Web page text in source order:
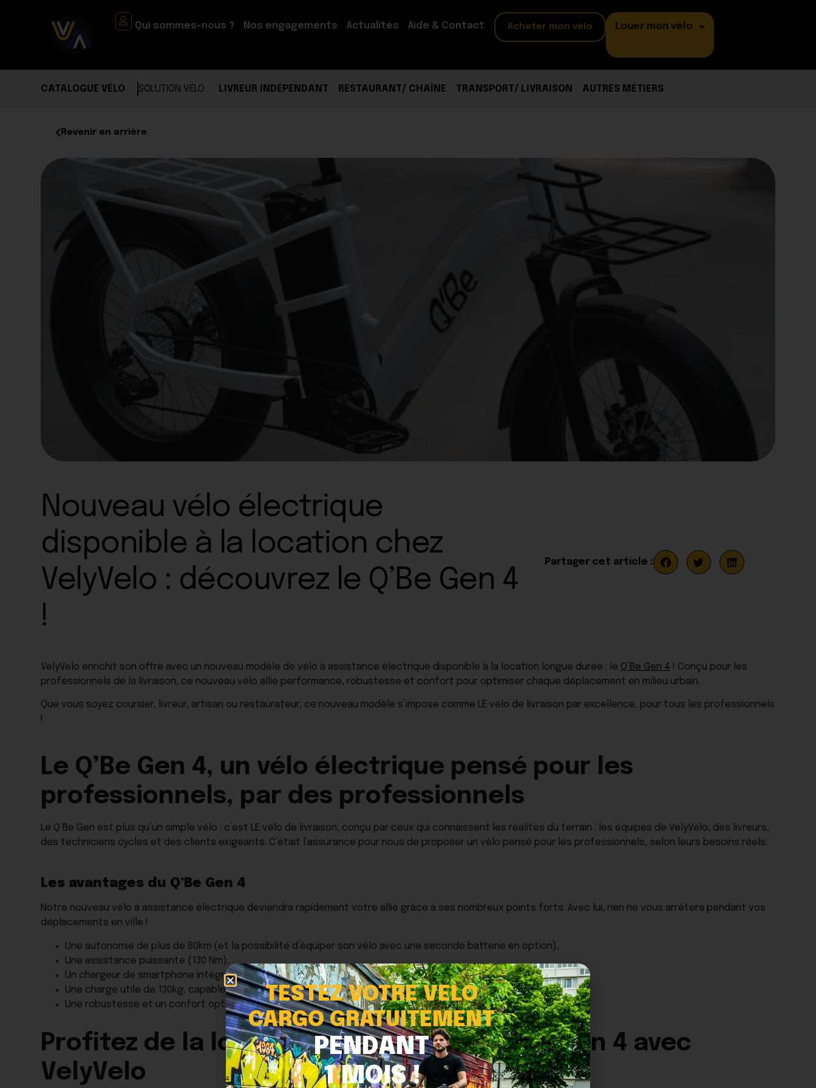
Qui sommes-nous ? Nos engagements Actualités Aide & Contact Acheter mon vélo Louer mon vélo
CATALOGUE VÉLO SOLUTION VÉLO : LIVREUR INDÉPENDANT RESTAURANT/ CHAÎNE TRANSPORT/ LIVRAISON AUTRES MÉTIERS
Revenir en arrière
Partager cet article :
Nouveau vélo électrique
disponible à la location chez
VelyVelo : découvrez le Q’Be Gen 4
!
VelyVelo enrichit son offre avec un nouveau modèle de vélo à assistance électrique disponible à la location longue durée : le Q’Be Gen 4 ! Conçu pour les
professionnels de la livraison, ce nouveau vélo allie performance, robustesse et confort pour optimiser chaque déplacement en milieu urbain.
Que vous soyez coursier, livreur, artisan ou restaurateur, ce nouveau modèle s’impose comme LE vélo de livraison par excellence, pour tous les professionnels
!
Le Q’Be Gen 4, un vélo électrique pensé pour les
professionnels, par des professionnels
Le Q’Be Gen est plus qu’un simple vélo : c’est LE vélo de livraison, conçu par ceux qui connaissent les réalités du terrain : les équipes de VelyVelo, des livreurs,
des techniciens cycles et des clients exigeants. C’était l’assurance pour nous de proposer un vélo pensé pour les professionnels, selon leurs besoins réels.
Les avantages du Q’Be Gen 4
Notre nouveau vélo à assistance électrique deviendra rapidement votre allié grâce à ses nombreux points forts. Avec lui, rien ne vous arrêtera pendant vos
déplacements en ville !
Une autonomie de plus de 80km (et la possibilité d’équiper son vélo avec une seconde batterie en option),
Une assistance puissante (130 Nm),
Un chargeur de smartphone intégré grâce à une prise USB,
Une charge utile de 130kg, capable de supporter des caissons et adaptée pour tirer des remorques,
Une robustesse et un confort optimisés pour révolutionner la logistique urbaine.
Profitez de la location tout inclus du Q’Be Gen 4 avec
VelyVelo
TESTEZ VOTRE VELO
CARGO GRATUITEMENT
PENDANT
1 MOIS !